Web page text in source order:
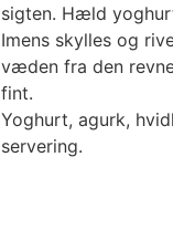
sigten. Hæld
Imens skylles og
væden fra den
fint.
Yoghurt, agurk,
servering.